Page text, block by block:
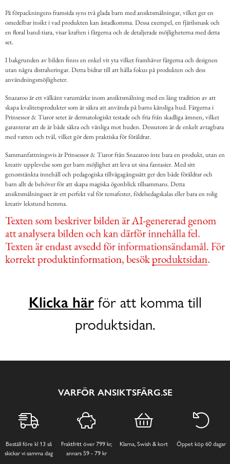
På förpackningens framsida syns två glada barn med ansiktsmålningar, vilket ger en
omedelbar insikt i vad produkten kan åstadkomma. Dessa exempel, en fjärilsmask och
en floral band-tiara, visar kraften i färgerna och de detaljerade möjligheterna med detta
set.
I bakgrunden av bilden finns en enkel vit yta vilket framhäver färgerna och designen
utan några distraheringar. Detta bidrar till att hålla fokus på produkten och dess
användningsmöjligheter.
Snazaroo är ett välkänt varumärke inom ansiktsmålning med en lång tradition av att
skapa kvalitetsprodukter som är säkra att använda på barns känsliga hud. Färgerna i
Prinsessor & Tiaror setet är dermatologiskt testade och fria från skadliga ämnen, vilket
garanterar att de är både säkra och vänliga mot huden. Dessutom är de enkelt avtagbara
med vatten och tvål, vilket gör dem praktiska för föräldrar.
Sammanfattningsvis är Prinsessor & Tiaror från Snazaroo inte bara en produkt, utan en
kreativ upplevelse som ger barn möjlighet att leva ut sina fantasier. Med sitt
genomtänkta innehåll och pedagogiska tillvägagångssätt ger den både föräldrar och
barn allt de behöver för att skapa magiska ögonblick tillsammans. Detta
ansiktsmålningsset är ett perfekt val för temafester, födelsedagskalas eller bara en rolig
kreativ lekstund hemma.
Klicka härför att komma till
produktsidan.
VARFÖR ANSIKTSFÄRG.SE
Beställ före kl 13 så
skickar vi samma dag
Fraktfritt över 799 kr,
annars 59 - 79 kr
Klarna, Swish & kort Öppet köp 60 dagar